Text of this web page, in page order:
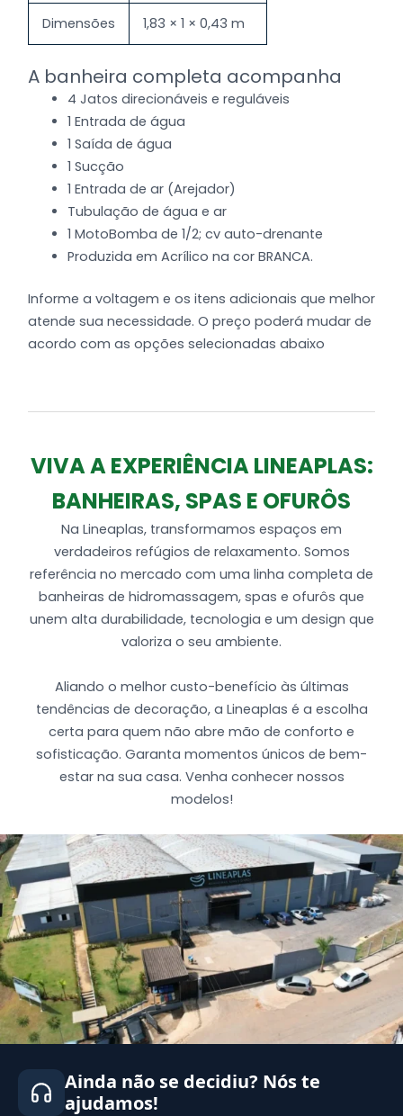
Dimensões 1,83 × 1 × 0,43 m
A banheira completa acompanha
4 Jatos direcionáveis e reguláveis
1 Entrada de água
1 Saída de água
1 Sucção
1 Entrada de ar (Arejador)
Tubulação de água e ar
1 MotoBomba de 1/2; cv auto-drenante
Produzida em Acrílico na cor BRANCA.
Informe a voltagem e os itens adicionais que melhor
atende sua necessidade. O preço poderá mudar de
acordo com as opções selecionadas abaixo
VIVA A EXPERIÊNCIA LINEAPLAS:
BANHEIRAS, SPAS E OFURÔS
Na Lineaplas, transformamos espaços em
verdadeiros refúgios de relaxamento. Somos
referência no mercado com uma linha completa de
banheiras de hidromassagem, spas e ofurôs que
unem alta durabilidade, tecnologia e um design que
valoriza o seu ambiente.
Aliando o melhor custo-benefício às últimas
tendências de decoração, a Lineaplas é a escolha
certa para quem não abre mão de conforto e
sofisticação. Garanta momentos únicos de bem-
estar na sua casa. Venha conhecer nossos
modelos!
Ainda não se decidiu? Nós te
ajudamos!